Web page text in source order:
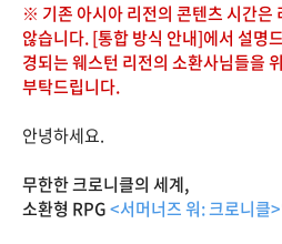
※ 기존 아시아 리전의 콘텐츠 시간은
않습니다. [통합 방식 안내]에서 설명
경되는 웨스턴 리전의 소환사님들을
부탁드립니다.
안녕하세요.
무한한 크로니클의 세계,
소환형 RPG<서머너즈 워: 크로니클>